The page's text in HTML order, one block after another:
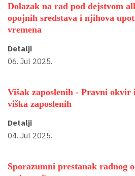
Dolazak na rad pod dejstvom
opojnih sredstava i njihova
vremena
Detalji
06. Jul 2025.
Višak zaposlenih - Pravni okvir
viška zaposlenih
Detalji
04. Jul 2025.
Sporazumni prestanak radnog